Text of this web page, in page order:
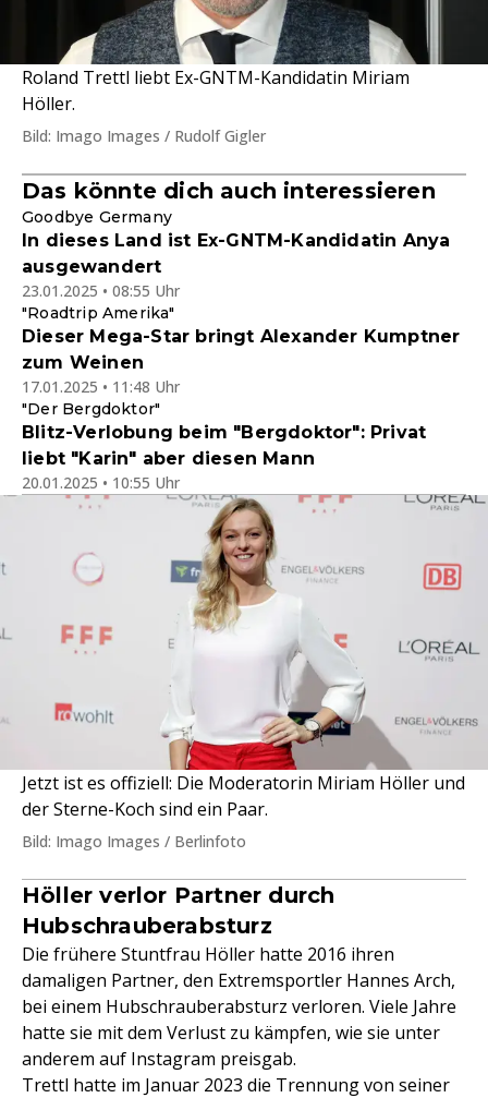
Roland Trettl liebt Ex-GNTM-Kandidatin Miriam
Höller.
Bild: Imago Images / Rudolf Gigler
Das könnte dich auch interessieren
Goodbye Germany
In dieses Land ist Ex-GNTM-Kandidatin Anya
ausgewandert
23.01.2025 • 08:55 Uhr
"Roadtrip Amerika"
Dieser Mega-Star bringt Alexander Kumptner
zum Weinen
17.01.2025 • 11:48 Uhr
"Der Bergdoktor"
Blitz-Verlobung beim "Bergdoktor": Privat
liebt "Karin" aber diesen Mann
20.01.2025 • 10:55 Uhr
Jetzt ist es offiziell: Die Moderatorin Miriam Höller und
der Sterne-Koch sind ein Paar.
Bild: Imago Images / Berlinfoto
Höller verlor Partner durch
Hubschrauberabsturz
Die frühere Stuntfrau Höller hatte 2016 ihren
damaligen Partner, den Extremsportler Hannes Arch,
bei einem Hubschrauberabsturz verloren. Viele Jahre
hatte sie mit dem Verlust zu kämpfen, wie sie unter
anderem auf Instagram preisgab.
Trettl hatte im Januar 2023 die Trennung von seiner